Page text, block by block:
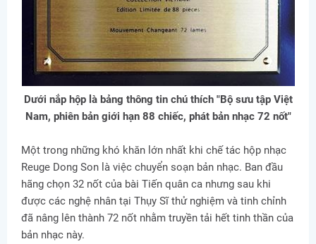
Dưới nắp hộp là bảng thông tin chú thích "Bộ sưu tập Việt
Nam, phiên bản giới hạn 88 chiếc, phát bản nhạc 72 nốt"
Một trong những khó khăn lớn nhất khi chế tác hộp nhạc
Reuge Dong Son là việc chuyển soạn bản nhạc. Ban đầu
hãng chọn 32 nốt của bài Tiến quân ca nhưng sau khi
được các nghệ nhân tại Thụy Sĩ thử nghiệm và tinh chỉnh
đã nâng lên thành 72 nốt nhằm truyền tải hết tinh thần của
bản nhạc này.